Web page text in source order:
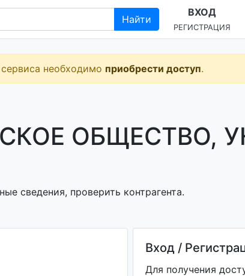
Найти
ВХОД
РЕГИСТРАЦИЯ
необходимо приобрести доступ.
ОБЩЕСТВО,
сведения, проверить контрагента.
Вход /
Для получения